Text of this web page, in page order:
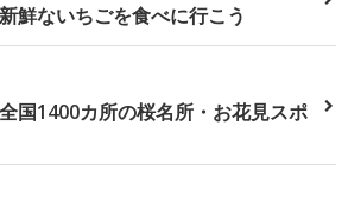
鮮ないちごを食べに行こう
国1400カ所の桜名所・お花見スポ